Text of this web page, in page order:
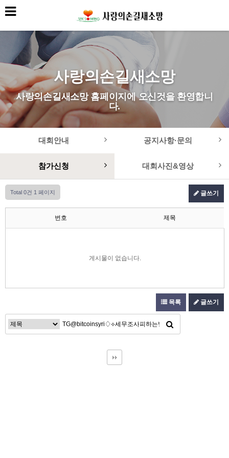
사랑의손길새소망
사랑의손길새소망 홈페이지에 오신것을 환영합니
다.
대회안내 공지사항·문의
참가신청 대회사진&영상
Total 0건 1 페이지 글쓰기
번호 제목
게시물이 없습니다.
목록 글쓰기